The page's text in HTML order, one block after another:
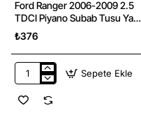
Ford Ranger 2006-2009 2.5
TDCI Piyano Subab Tusu Yan
Sanayi
₺376
Ford
2006-
Sepete Ekle